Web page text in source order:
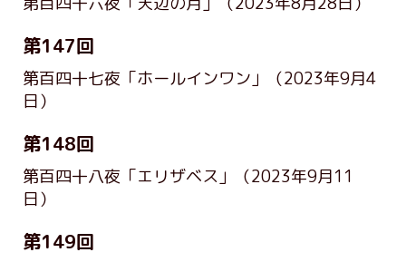
第147回
第百四十七夜「ホールインワン」
（2023年9月4
日）
第148回
第百四十八夜「エリザベス」
（2023年9月11
日）
第149回